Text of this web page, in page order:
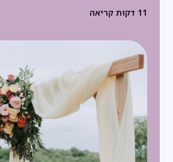
11 דקות קריאה